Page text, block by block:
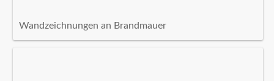
Wandzeichnungen an Brandmauer